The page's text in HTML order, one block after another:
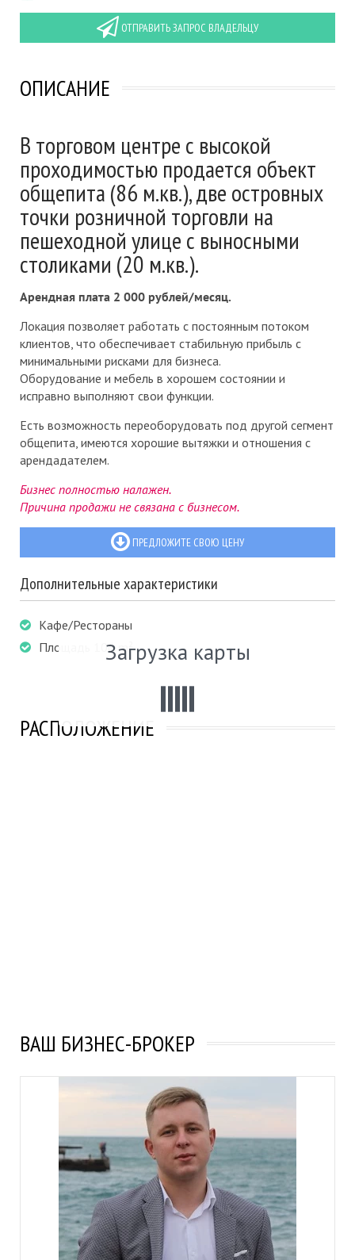
ОТПРАВИТЬ ЗАПРОС ВЛАДЕЛЬЦУ
ОПИСАНИЕ
В торговом центре с высокой
проходимостью продается объект
общепита (86 м.кв.), две островных
точки розничной торговли на
пешеходной улице с выносными
столиками (20 м.кв.).
Арендная плата 2 000 рублей/месяц.
Локация позволяет работать с постоянным потоком
клиентов, что обеспечивает стабильную прибыль с
минимальными рисками для бизнеса.
Оборудование и мебель в хорошем состоянии и
исправно выполняют свои функции.
Есть возможность переоборудовать под другой сегмент
общепита, имеются хорошие вытяжки и отношения с
арендадателем.
Бизнес полностью налажен.
Причина продажи не связана с бизнесом.
ПРЕДЛОЖИТЕ СВОЮ ЦЕНУ
Дополнительные характеристики
Кафе/Рестораны
Площадь 106 m²
РАСПОЛОЖЕНИЕ
Загрузка карты
ВАШ БИЗНЕС-БРОКЕР